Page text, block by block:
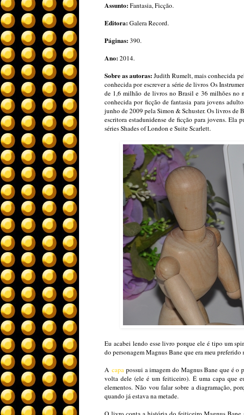
Assunto:Fantasia, Ficção.
Editora:Galera Record.
Páginas:390.
Ano:2014.
Sobre as autoras:Judith Rumelt, mais conhecida
conhecida por escrever a série de livros Os
de 1,6 milhão de livros no Brasil e 36 milhões no
conhecida por ficção de fantasia para jovens
junho de 2009 pela Simon & Schuster. Os livros de
escritora estadunidense de ficção para jovens. Ela
séries Shades of London e Suite Scarlett.
Eu acabei lendo esse livro porque ele é tipo um
do personagem Magnus Bane que era meu
A capapossui a imagem do Magnus Bane que é o
volta dele (ele é um feiticeiro). É uma capa que
elementos. Não vou falar sobre a diagramação,
quando já estava na metade.